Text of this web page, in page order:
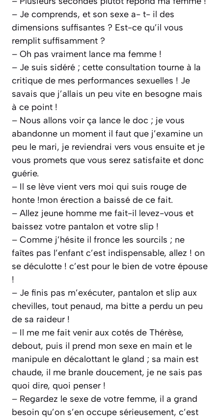
– Je comprends, et son sexe a- t- il des
dimensions suffisantes ? Est-ce qu’il vous
remplit suffisamment ?
– Oh pas vraiment lance ma femme !
– Je suis sidéré ; cette consultation tourne à la
critique de mes performances sexuelles ! Je
savais que j’allais un peu vite en besogne mais
à ce point !
– Nous allons voir ça lance le doc ; je vous
abandonne un moment il faut que j’examine un
peu le mari, je reviendrai vers vous ensuite et je
vous promets que vous serez satisfaite et donc
guérie.
– Il se lève vient vers moi qui suis rouge de
honte !mon érection a baissé de ce fait.
– Allez jeune homme me fait-il levez-vous et
baissez votre pantalon et votre slip !
– Comme j’hésite il fronce les sourcils ; ne
faîtes pas l’enfant c’est indispensable, allez ! on
se déculotte ! c’est pour le bien de votre épouse
!
– Je finis pas m’exécuter, pantalon et slip aux
chevilles, tout penaud, ma bitte a perdu un peu
de sa raideur !
– Il me me fait venir aux cotés de Thérèse,
debout, puis il prend mon sexe en main et le
manipule en décalottant le gland ; sa main est
chaude, il me branle doucement, je ne sais pas
quoi dire, quoi penser !
– Regardez le sexe de votre femme, il a grand
besoin qu’on s’en occupe sérieusement, c’est